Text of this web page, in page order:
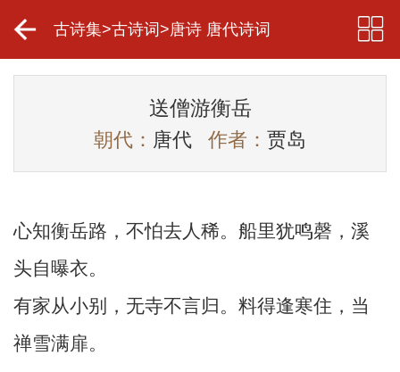
古诗集>古诗词 >唐诗 唐代诗词
送僧游衡岳
朝代： 唐代 作者： 贾岛
心知衡岳路，不怕去人稀。船里犹鸣磬，溪
头自曝衣。
有家从小别，无寺不言归。料得逢寒住，当
禅雪满扉。